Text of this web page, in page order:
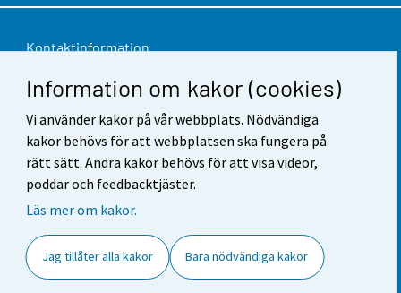
Information om kakor (cookies)
Vi använder kakor på vår webbplats. Nödvändiga
kakor behövs för att webbplatsen ska fungera på
rätt sätt. Andra kakor behövs för att visa videor,
poddar och feedbacktjäster.
Läs mer om kakor.
Jag tillåter alla kakor Bara nödvändiga kakor
Kontaktinformation
Respons
Användarvillkor
Dataskydd
Tillgänglighet
Cookie-inställningar